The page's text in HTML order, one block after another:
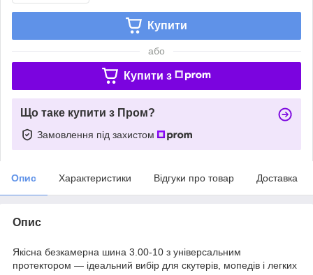
Купити
або
Купити з
Що таке купити з Пром?
Замовлення під захистом
Опис Характеристики Відгуки про товар Доставка
Опис
Якісна безкамерна шина 3.00-10 з універсальним
протектором — ідеальний вибір для скутерів, мопедів і легких